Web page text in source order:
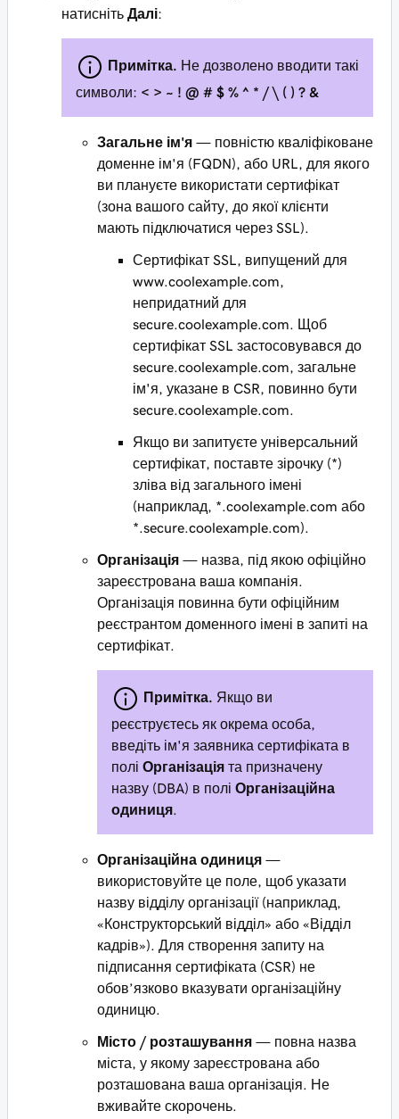
натисніть Далі:
Примітка. Не дозволено вводити такі
символи: < > ~ ! @ # $ % ^ * / \ ( ) ? &
Загальне ім'я — повністю кваліфіковане
доменне ім'я (FQDN), або URL, для якого
ви плануєте використати сертифікат
(зона вашого сайту, до якої клієнти
мають підключатися через SSL).
Сертифікат SSL, випущений для
www.coolexample.com
непридатний для
secure.coolexample.com . Щоб
сертифікат SSL застосовувався до
secure.coolexample.com , загальне
ім'я, указане в CSR, повинно бути
secure.coolexample.com
Якщо ви запитуєте універсальний
сертифікат, поставте зірочку (*)
зліва від загального імені
(наприклад, *.coolexample.com або
*.secure.coolexample.com).
Організація — назва, під якою офіційно
зареєстрована ваша компанія.
Організація повинна бути офіційним
реєстрантом доменного імені в запиті на
сертифікат.
Примітка. Якщо ви
реєструєтесь як окрема особа,
введіть ім'я заявника сертифіката в
полі Організація та призначену
назву (DBA) в полі Організаційна
одиниця
Організаційна одиниця —
використовуйте це поле, щоб указати
назву відділу організації (наприклад,
«Конструкторський відділ» або «Відділ
кадрів»). Для створення запиту на
підписання сертифіката (CSR) не
обов’язково вказувати організаційну
одиницю.
Місто / розташування — повна назва
міста, у якому зареєстрована або
розташована ваша організація. Не
вживайте скорочень.